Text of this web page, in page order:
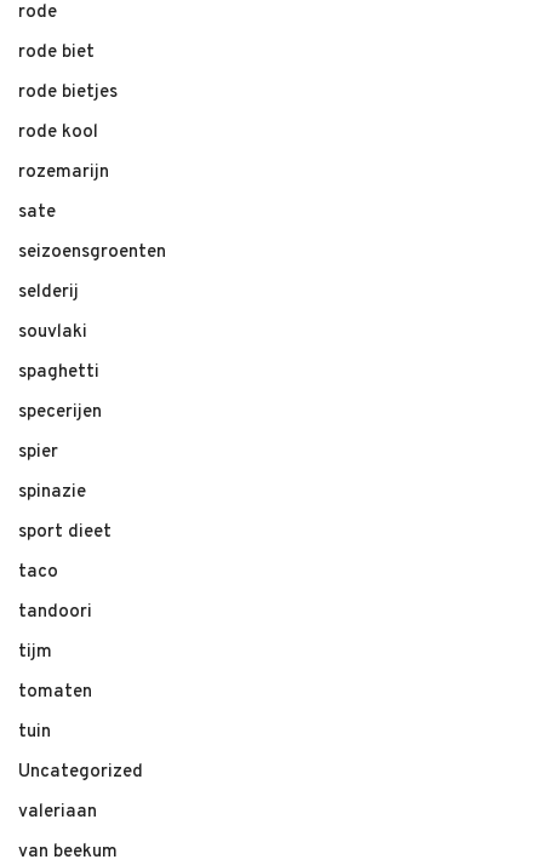
rode
rode biet
rode bietjes
rode kool
rozemarijn
sate
seizoensgroenten
selderij
souvlaki
spaghetti
specerijen
spier
spinazie
sport dieet
taco
tandoori
tijm
tomaten
tuin
Uncategorized
valeriaan
van beekum